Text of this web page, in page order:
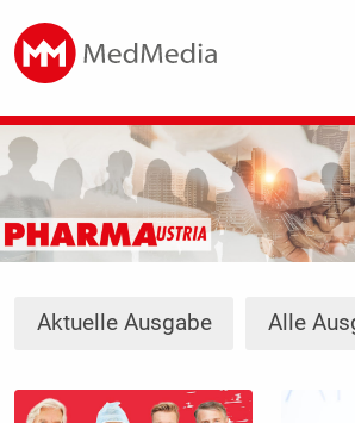
Aktuelle Ausgabe Alle